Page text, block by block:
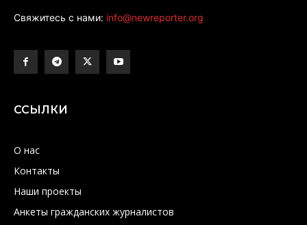
Свяжитесь с нами: info@newreporter.org
ССЫЛКИ
О нас
Контакты
Наши проекты
Анкеты гражданских журналистов